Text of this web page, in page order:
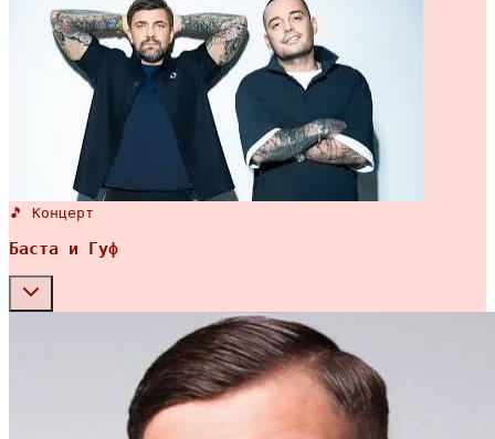
🎵 Концерт
Баста и Гуф